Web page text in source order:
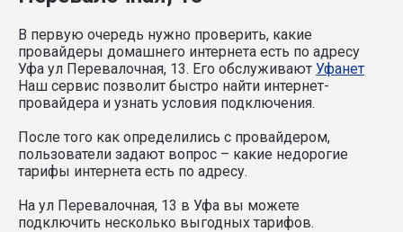
В первую очередь нужно проверить, какие
провайдеры домашнего интернета есть по адресу
Уфа ул Перевалочная, 13. Его обслуживают Уфанет
Наш сервис позволит быстро найти интернет-
провайдера и узнать условия подключения.
После того как определились с провайдером,
пользователи задают вопрос – какие недорогие
тарифы интернета есть по адресу.
На ул Перевалочная, 13 в Уфа вы можете
подключить несколько выгодных тарифов.